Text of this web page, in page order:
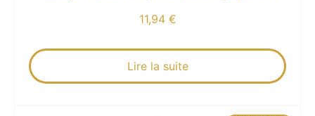
11,94 €
Lire la suite